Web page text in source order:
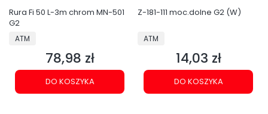
Rura Fi 50 L-3m chrom MN-501
G2
PRODUCENT
ATM
Cena
78,98 zł
DO KOSZYKA
Z-181-111 moc.dolne G2 (W)
PRODUCENT
ATM
Cena
14,03 zł
DO KOSZYKA